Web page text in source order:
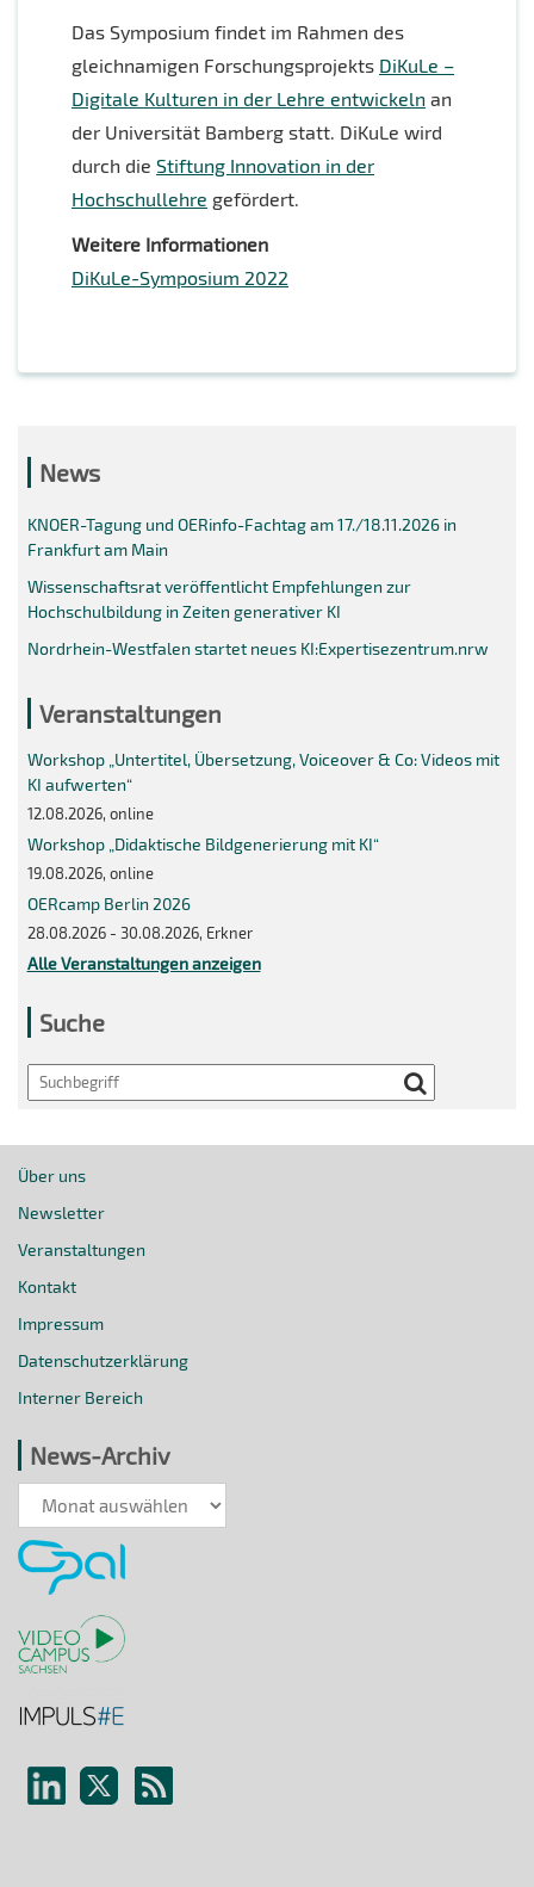
Das Symposium findet im Rahmen des
gleichnamigen Forschungsprojekts DiKuLe –
Digitale Kulturen in der Lehre entwickeln an
der Universität Bamberg statt. DiKuLe wird
durch die Stiftung Innovation in der
Hochschullehre gefördert.
Weitere Informationen
DiKuLe-Symposium 2022
News
KNOER-Tagung und OERinfo-Fachtag am 17./18.11.2026 in
Frankfurt am Main
Wissenschaftsrat veröffentlicht Empfehlungen zur
Hochschulbildung in Zeiten generativer KI
Nordrhein-Westfalen startet neues KI:Expertisezentrum.nrw
Veranstaltungen
Workshop „Untertitel, Übersetzung, Voiceover & Co: Videos mit
KI aufwerten“
12.08.2026, online
Workshop „Didaktische Bildgenerierung mit KI“
19.08.2026, online
OERcamp Berlin 2026
28.08.2026 - 30.08.2026, Erkner
Alle Veranstaltungen anzeigen
Suche
Search
Über uns
Newsletter
Veranstaltungen
Kontakt
Impressum
Datenschutzerklärung
Interner Bereich
News-Archiv
News-
Archiv